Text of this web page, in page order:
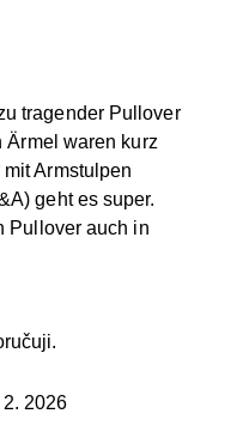
tragender Pullover
Ärmel waren kurz
Armstulpen
geht es super.
Pullover auch in
2. 2026